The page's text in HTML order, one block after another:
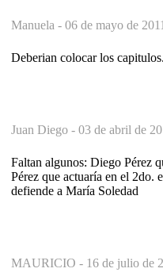
Manuela - 06 de mayo de
Deberian colocar los capitulos.
Juan Diego - 03 de abril de
Faltan algunos: Diego Pérez
Pérez que actuaría en el 2do.
defiende a María Soledad
MAURICIO - 16 de julio de